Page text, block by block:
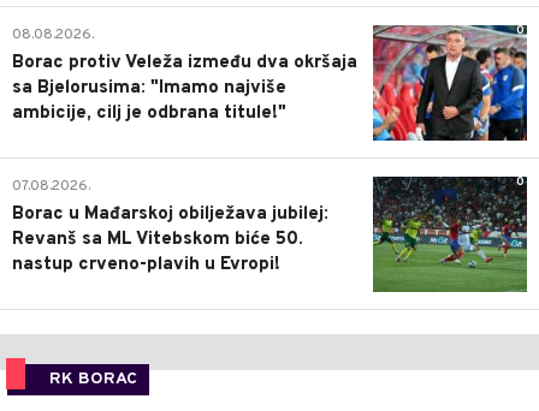
0
08.08.2026.
Borac protiv Veleža između dva okršaja
sa Bjelorusima: "Imamo najviše
ambicije, cilj je odbrana titule!"
0
07.08.2026.
Borac u Mađarskoj obilježava jubilej:
Revanš sa ML Vitebskom biće 50.
nastup crveno-plavih u Evropi!
RK BORAC